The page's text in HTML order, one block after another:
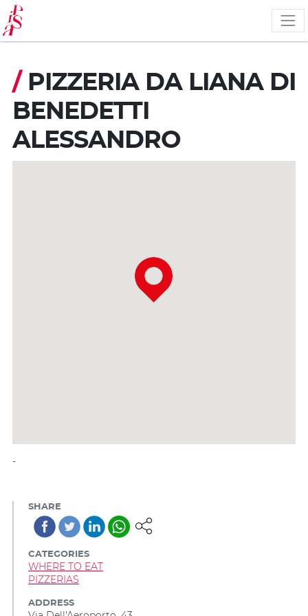
Skip
to
main
content
/ PIZZERIA DA LIANA DI
BENEDETTI
ALESSANDRO
-
SHARE
CATEGORIES
WHERE TO EAT
PIZZERIAS
ADDRESS